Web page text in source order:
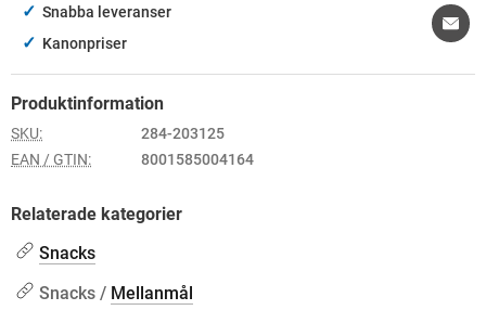
✓ Snabba leveranser
✓ Kanonpriser
Produktinformation
SKU:
284-203125
EAN / GTIN:
8001585004164
Relaterade kategorier
Snacks
Snacks / Mellanmål